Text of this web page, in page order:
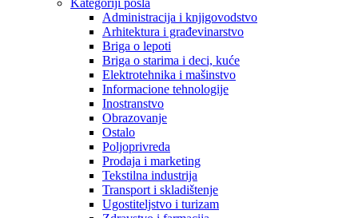
Kategoriji posla
Administracija i knjigovodstvo
Arhitektura i građevinarstvo
Briga o lepoti
Briga o starima i deci, kuće
Elektrotehnika i mašinstvo
Informacione tehnologije
Inostranstvo
Obrazovanje
Ostalo
Poljoprivreda
Prodaja i marketing
Tekstilna industrija
Transport i skladištenje
Ugostiteljstvo i turizam